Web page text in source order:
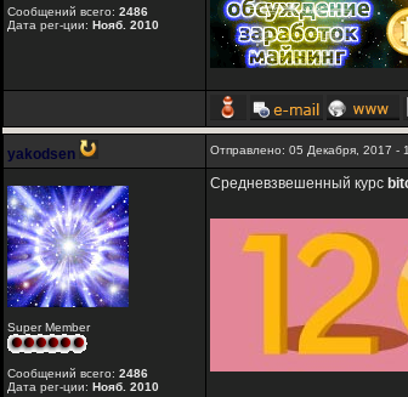
Сообщений всего: 2486
Дата рег-ции: Нояб. 2010
yakodsen Отправлено: 05 Декабря, 2017 -
Super Member
Сообщений всего: 2486
Дата рег-ции: Нояб. 2010
Средневзвешенный курс